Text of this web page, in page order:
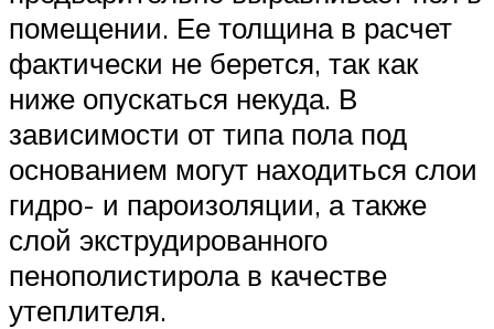
помещении. Ее толщина в расчет
фактически не берется, так как
ниже опускаться некуда. В
зависимости от типа пола под
основанием могут находиться слои
гидро- и пароизоляции, а также
слой экструдированного
пенополистирола в качестве
утеплителя.